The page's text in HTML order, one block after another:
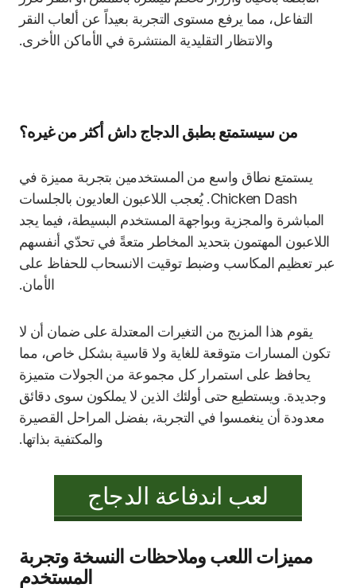
التفاعل، مما يرفع مستوى التجربة بعيداً عن ألعاب النقر
والانتظار التقليدية المنتشرة في الأماكن الأخرى.
من سيستمتع بطبق الدجاج داش أكثر من غيره؟
يستمتع نطاق واسع من المستخدمين بتجربة مميزة في
Chicken Dash. يُعجب اللاعبون العاديون بالجلسات
المباشرة والمجزية وبواجهة المستخدم البسيطة، فيما يجد
اللاعبون المهتمون بتحديد المخاطر متعةً في تحدّي أنفسهم
عبر تعظيم المكاسب وضبط توقيت الانسحاب للحفاظ على
الأمان.
يقوم هذا المزيج من التغيرات المعتدلة على ضمان أن لا
تكون المسارات متوقعة للغاية ولا قاسية بشكل خاص، مما
يحافظ على استمرار كل مجموعة من الجولات متميزة
وجديدة. ويستطيع حتى أولئك الذين لا يملكون سوى دقائق
معدودة أن ينغمسوا في التجربة، بفضل المراحل القصيرة
والمكتفية بذاتها.
لعب اندفاعة الدجاج
مميزات اللعب وملاحظات النسخة وتجربة
المستخدم